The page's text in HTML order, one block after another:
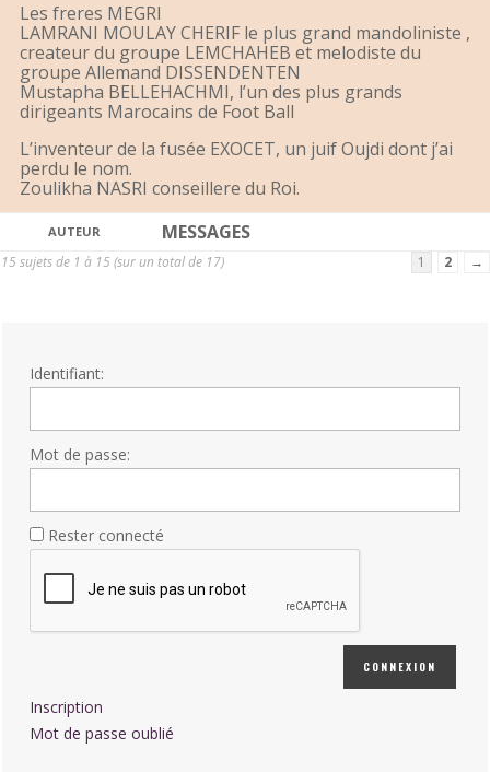
Les freres MEGRI
LAMRANI MOULAY CHERIF le plus grand mandoliniste ,
createur du groupe LEMCHAHEB et melodiste du
groupe Allemand DISSENDENTEN
Mustapha BELLEHACHMI, l’un des plus grands
dirigeants Marocains de Foot Ball
L’inventeur de la fusée EXOCET, un juif Oujdi dont j’ai
perdu le nom.
Zoulikha NASRI conseillere du Roi.
AUTEUR MESSAGES
15 sujets de 1 à 15 (sur un total de 17) 1 2 →
Identifiant:
Mot de passe:
Rester connecté
CONNEXION
Inscription
Mot de passe oublié